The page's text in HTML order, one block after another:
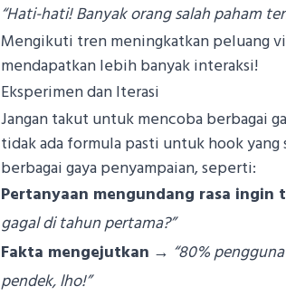
“Hati-hati! Banyak orang salah paham
Mengikuti tren meningkatkan peluang
mendapatkan lebih banyak interaksi!
Eksperimen dan Iterasi
Jangan takut untuk mencoba berbagai
tidak ada formula pasti untuk hook yang
berbagai gaya penyampaian, seperti:
Pertanyaan mengundang rasa ingin
gagal di tahun pertama?”
Fakta mengejutkan → “80%
pendek, lho!”